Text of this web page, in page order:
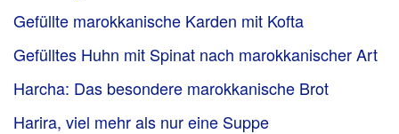
Gefüllte marokkanische Karden mit Kofta
Gefülltes Huhn mit Spinat nach marokkanischer Art
Harcha: Das besondere marokkanische Brot
Harira, viel mehr als nur eine Suppe